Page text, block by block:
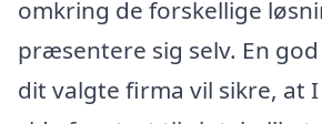
omkring de forskellige
præsentere sig selv. En
dit valgte firma vil sikre, at